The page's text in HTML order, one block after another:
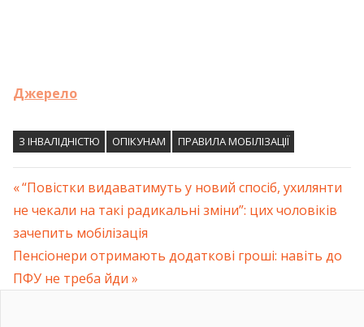
Джерело
З ІНВАЛІДНІСТЮ ОПІКУНАМ ПРАВИЛА МОБІЛІЗАЦІЇ
Навігація
записів
Previous
Post:
“Повістки видаватимуть у новий спосіб, ухилянти
не чекали на такі радикальні зміни”: цих чоловіків
зачепить мобілізація
Next
Post:
Пенсіонери отримають додаткові гроші: навіть до
ПФУ не треба йди